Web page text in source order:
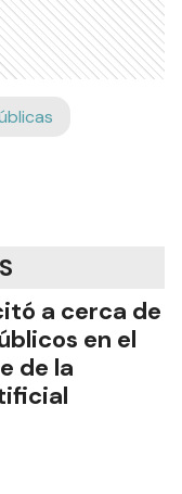
a cerca de
en el
de la